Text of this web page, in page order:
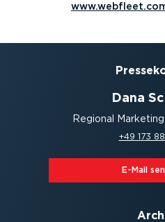
Dana
Regional
+49 173
E-Mail